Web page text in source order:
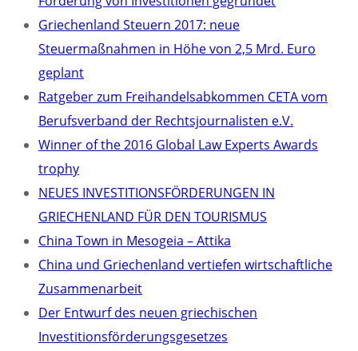
Griechenland Steuern 2017: neue
Steuermaßnahmen in Höhe von 2,5 Mrd. Euro
geplant
Ratgeber zum Freihandelsabkommen CETA vom
Berufsverband der Rechtsjournalisten e.V.
Winner of the 2016 Global Law Experts Awards
trophy
NEUES INVESTITIONSFÖRDERUNGEN IN
GRIECHENLAND FÜR DEN TOURISMUS
China Town in Mesogeia – Attika
China und Griechenland vertiefen wirtschaftliche
Zusammenarbeit
Der Entwurf des neuen griechischen
Investitionsförderungsgesetzes